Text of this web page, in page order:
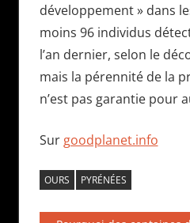
développement » dans
moins 96 individus
l’an dernier, selon le
mais la pérennité de la
n’est pas garantie pour
Sur goodplanet.info
OURS PYRÉNÉES